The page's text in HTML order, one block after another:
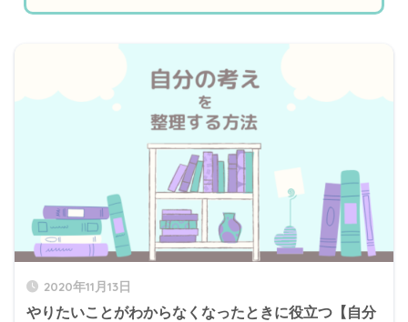
2020年11月13日
やりたいことがわからなくなったときに役立つ【自分